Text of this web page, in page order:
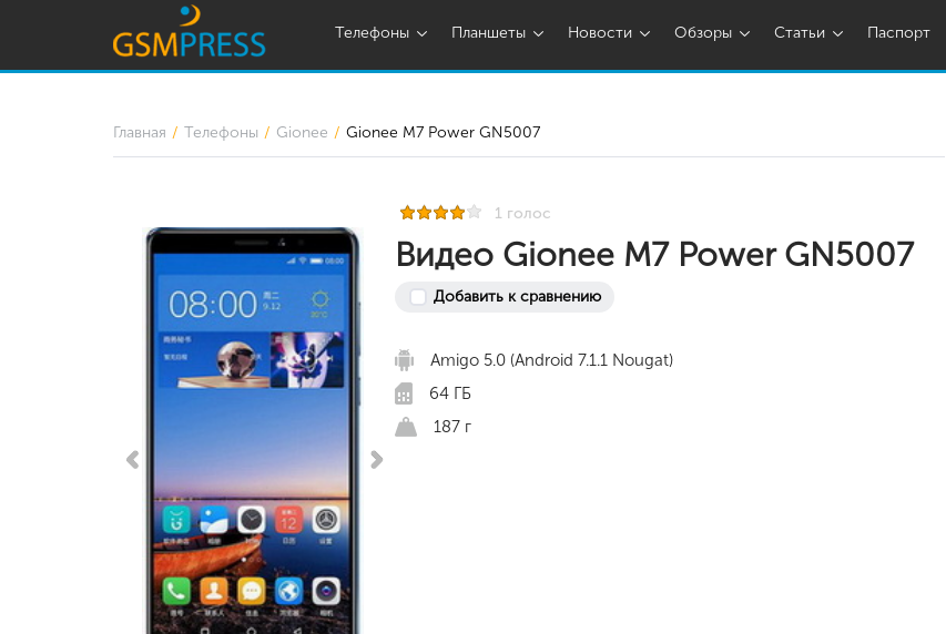
Телефоны Планшеты Новости Обзоры Статьи Паспорт
Главная Телефоны Gionee Gionee M7 Power GN5007
1 голос
Видео Gionee M7 Power GN5007
Добавить к сравнению
Amigo 5.0 (Android 7.1.1 Nougat)
64 ГБ
187 г